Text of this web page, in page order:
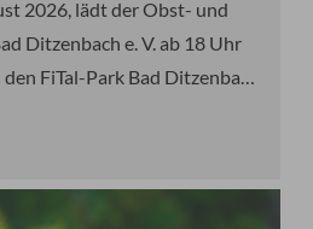
2026, lädt der Obst- und
FiTal-Park Bad Ditzenbach
größten Hits der 60er-,